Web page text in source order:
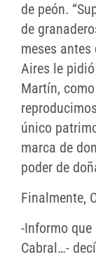
de peón.
de
meses antes
Aires le
Martín,
único
marca de
poder de
Finalmente,
-Informo
Cabral…-